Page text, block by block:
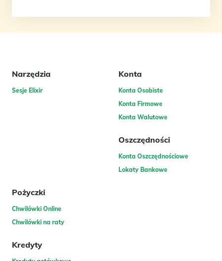
Narzędzia
Sesje Elixir
Konta
Konta Osobiste
Konta Firmowe
Konta Walutowe
Oszczędności
Konta Oszczędnościowe
Lokaty Bankowe
Pożyczki
Chwilówki Online
Chwilówki na raty
Kredyty